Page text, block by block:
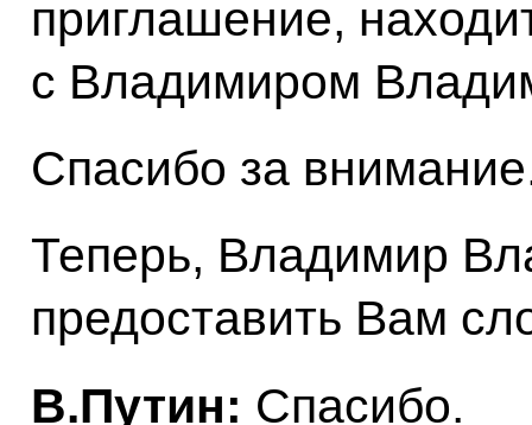
приглашение,
с Владимиром
Спасибо за
Теперь, Владимир
предоставить Вам
В.Путин: Спасибо.